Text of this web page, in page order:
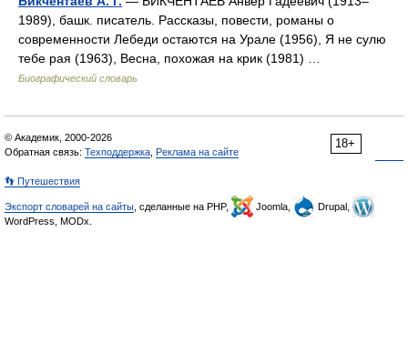
1989), башк. писатель. Рассказы, повести, романы о
современности Лебеди остаются на Урале (1956), Я не сулю
тебе рая (1963), Весна, похожая на крик (1981) …
Биографический словарь
18+
© Академик, 2000-2026
Обратная связь: Техподдержка Реклама на сайте
👣 Путешествия
Экспорт словарей на сайты , сделанные на PHP, Joomla,
Drupal,
WordPress, MODx.